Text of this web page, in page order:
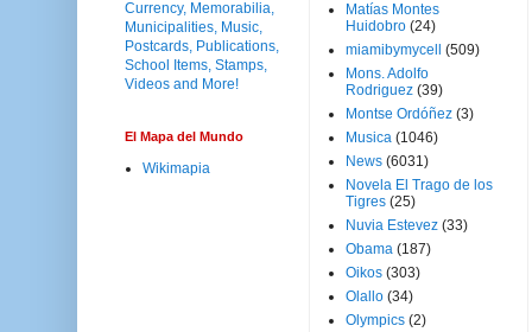
El Mapa del Mundo
Wikimapia
Matías Montes
Huidobro (24)
miamibymycell
(509)
Mons. Adolfo
Rodriguez (39)
Montse Ordóñez (3)
Musica (1046)
News (6031)
Novela El Trago de los
Tigres (25)
Nuvia Estevez (33)
Obama (187)
Oikos (303)
Olallo (34)
Olympics (2)